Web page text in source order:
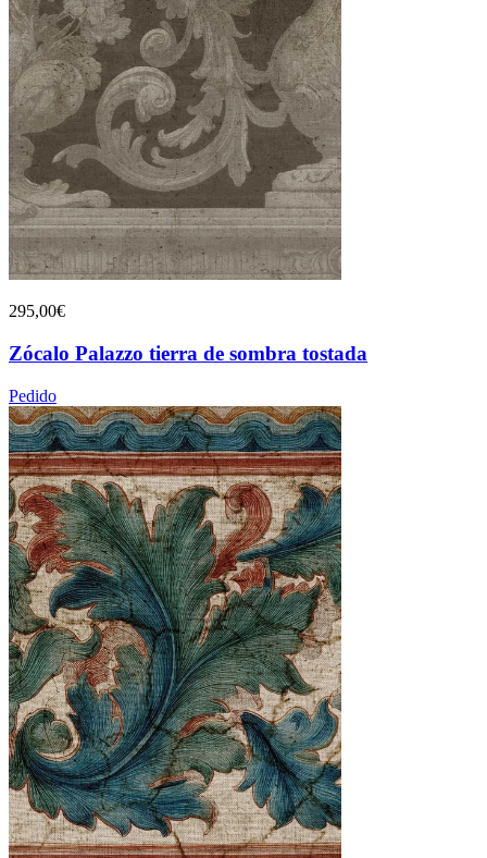
295,00€
Zócalo Palazzo tierra de sombra tostada
Pedido